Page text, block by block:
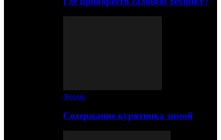
Ферма
Содержание курятника зимой